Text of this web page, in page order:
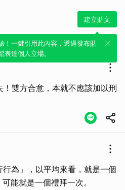
建立貼文
！一鍵引用此內容，透過發布貼
表達個人立場。
雙方合意，本就不應該加以刑
行為」，以平均來看，就是一個
能就是一個禮拜一次。